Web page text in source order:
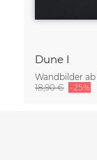
Dune I
Wandbilder ab
18,90 € -25%